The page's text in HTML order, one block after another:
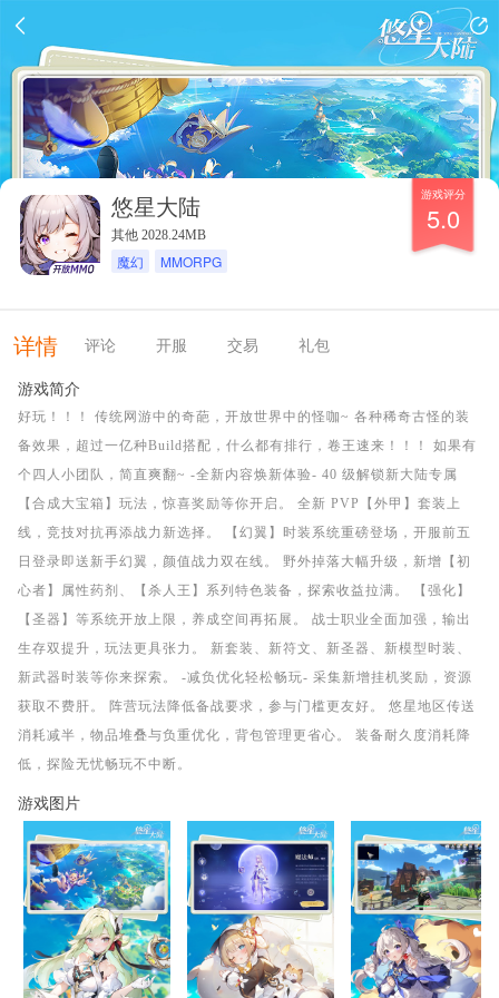
悠星大陆
其他 2028.24MB
魔幻 MMORPG
游戏评分
5.0
详情 评论 开服 交易 礼包
游戏简介
好玩！！！ 传统网游中的奇葩，开放世界中的怪咖~ 各种稀奇古怪的装
备效果，超过一亿种Build搭配，什么都有排行，卷王速来！！！ 如果有
个四人小团队，简直爽翻~ -全新内容焕新体验- 40 级解锁新大陆专属
【合成大宝箱】玩法，惊喜奖励等你开启。 全新 PVP【外甲】套装上
线，竞技对抗再添战力新选择。 【幻翼】时装系统重磅登场，开服前五
日登录即送新手幻翼，颜值战力双在线。 野外掉落大幅升级，新增【初
心者】属性药剂、【杀人王】系列特色装备，探索收益拉满。 【强化】
【圣器】等系统开放上限，养成空间再拓展。 战士职业全面加强，输出
生存双提升，玩法更具张力。 新套装、新符文、新圣器、新模型时装、
新武器时装等你来探索。 -减负优化轻松畅玩- 采集新增挂机奖励，资源
获取不费肝。 阵营玩法降低备战要求，参与门槛更友好。 悠星地区传送
消耗减半，物品堆叠与负重优化，背包管理更省心。 装备耐久度消耗降
低，探险无忧畅玩不中断。
游戏图片